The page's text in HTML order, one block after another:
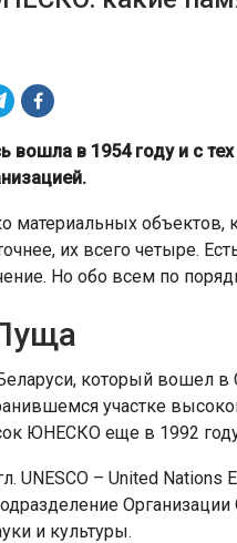
вошла в 1954 году и с
материальных
их всего четыре.
Но обо всем по
который вошел
участке
ЮНЕСКО еще в 1992
UNESCO – United Nations
и культуры.